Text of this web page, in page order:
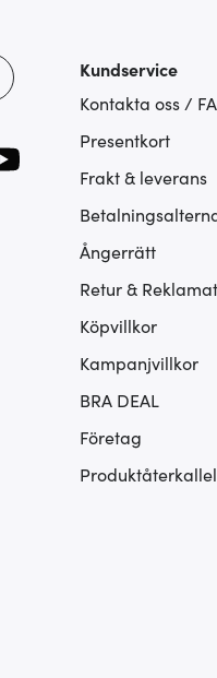
Kundservice
Kontakta oss /
Presentkort
Frakt & leverans
Ångerrätt
Retur &
Köpvillkor
Kampanjvillkor
BRA DEAL
Företag